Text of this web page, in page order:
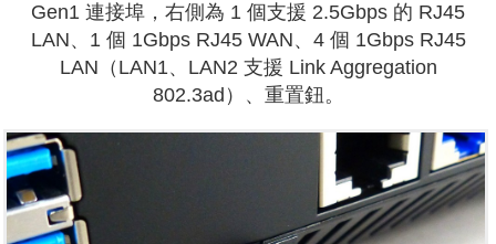
Gen1 連接埠，右側為 1 個支援 2.5Gbps 的 RJ45
LAN、1 個 1Gbps RJ45 WAN、4 個 1Gbps RJ45
LAN（LAN1、LAN2 支援 Link Aggregation
802.3ad）、重置鈕。